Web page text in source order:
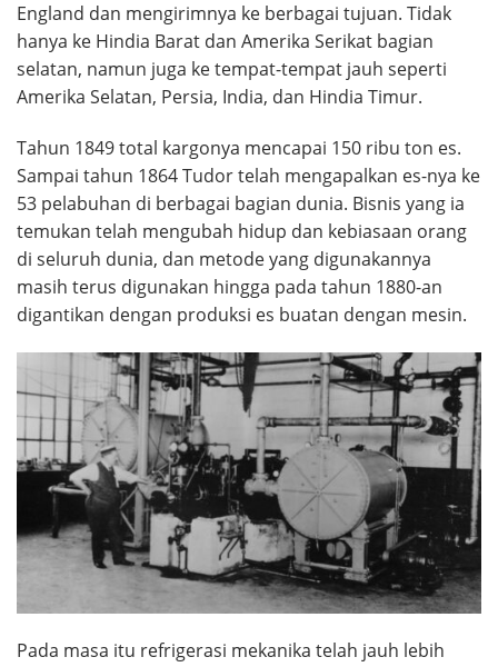
England dan mengirimnya ke berbagai tujuan. Tidak
hanya ke Hindia Barat dan Amerika Serikat bagian
selatan, namun juga ke tempat-tempat jauh seperti
Amerika Selatan, Persia, India, dan Hindia Timur.
Tahun 1849 total kargonya mencapai 150 ribu ton es.
Sampai tahun 1864 Tudor telah mengapalkan es-nya ke
53 pelabuhan di berbagai bagian dunia. Bisnis yang ia
temukan telah mengubah hidup dan kebiasaan orang
di seluruh dunia, dan metode yang digunakannya
masih terus digunakan hingga pada tahun 1880-an
digantikan dengan produksi es buatan dengan mesin.
Pada masa itu refrigerasi mekanika telah jauh lebih